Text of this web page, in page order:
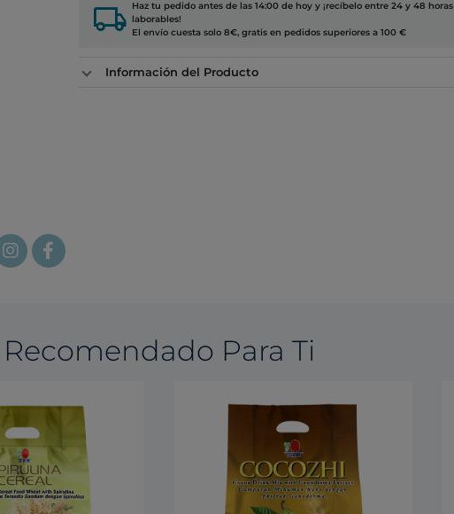
local_shipping Haz tu pedido antes de las 14:00 de hoy y ¡recíbelo entre 24 y 48 horas
laborables!
El envío cuesta solo 8€, gratis en pedidos superiores a 100 €
Información del Producto
Recomendado Para Ti